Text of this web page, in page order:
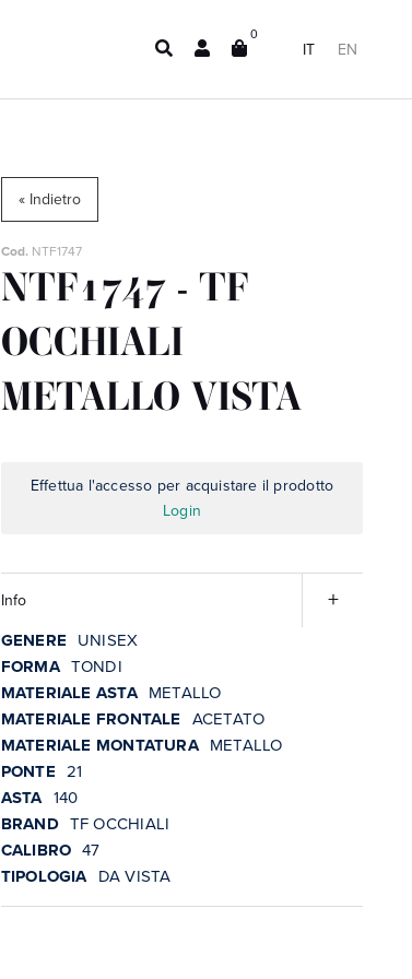
0
IT EN
« Indietro
Cod. NTF1747
NTF1747 - TF
OCCHIALI
METALLO VISTA
Effettua l'accesso per acquistare il prodotto
Login
Info
GENERE
UNISEX
FORMA TONDI
MATERIALE ASTA
METALLO
MATERIALE FRONTALE
ACETATO
MATERIALE MONTATURA
METALLO
PONTE
21
ASTA 140
BRAND TF OCCHIALI
CALIBRO 47
TIPOLOGIA
DA VISTA